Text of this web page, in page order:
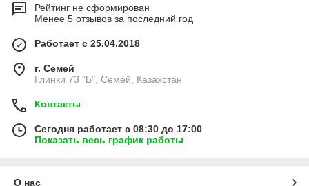
Рейтинг не сформирован
Менее 5 отзывов за последний год
Работает с 25.04.2018
г. Семей
Глинки 73 "Б", Семей, Казахстан
Контакты
Сегодня работает с 08:30 до 17:00
Показать весь график работы
О нас